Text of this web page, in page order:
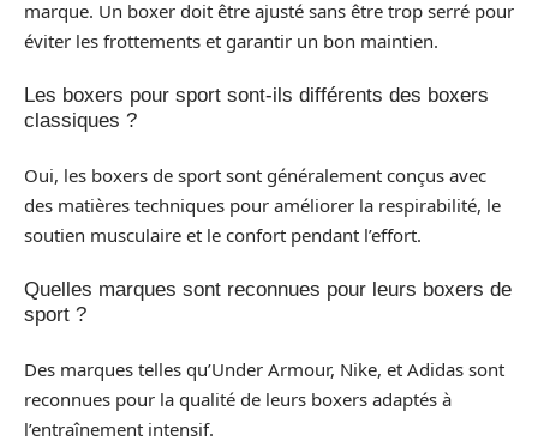
marque. Un boxer doit être ajusté sans être trop serré pour
éviter les frottements et garantir un bon maintien.
Les boxers pour sport sont-ils différents des boxers
classiques ?
Oui, les boxers de sport sont généralement conçus avec
des matières techniques pour améliorer la respirabilité, le
soutien musculaire et le confort pendant l’effort.
Quelles marques sont reconnues pour leurs boxers de
sport ?
Des marques telles qu’Under Armour, Nike, et Adidas sont
reconnues pour la qualité de leurs boxers adaptés à
l’entraînement intensif.